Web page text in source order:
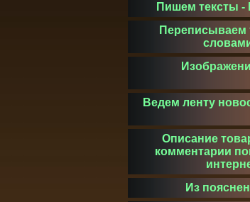
Пишем тексты -
Переписываем
Ведем ленту
Описание
комментарии
Из